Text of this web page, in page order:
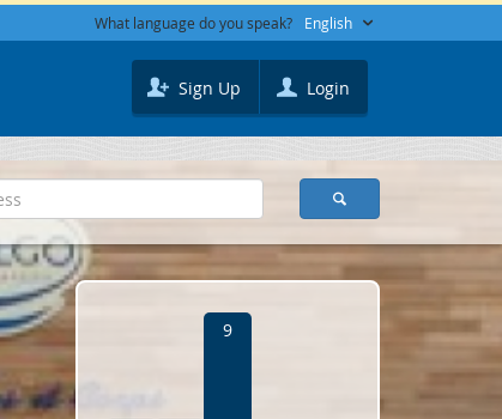
What language do you speak? English
Sign Up Login
9